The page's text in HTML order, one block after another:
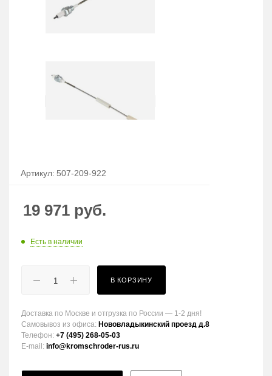
Артикул: 507-209-922
19 971 руб.
Есть в наличии
В КОРЗИНУ
Доставка по Москве и отгрузка по России — 1-2 дня!
Самовывоз из офиса: Нововладыкинский проезд д.8
Телефон: +7 (495) 268-05-03
E-mail: info@kromschroder-rus.ru